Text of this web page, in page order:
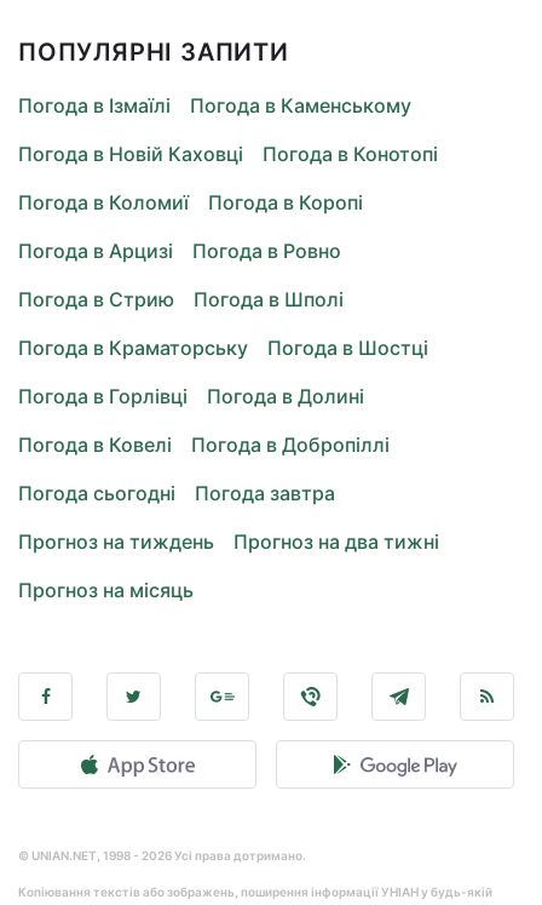
ПОПУЛЯРНІ ЗАПИТИ
Погода в Ізмаїлі
Погода в Каменському
Погода в Новій Каховці
Погода в Конотопі
Погода в Коломиї
Погода в Коропі
Погода в Арцизі
Погода в Ровно
Погода в Стрию
Погода в Шполі
Погода в Краматорську
Погода в Шостці
Погода в Горлівці
Погода в Долині
Погода в Ковелі
Погода в Добропіллі
Погода сьогодні
Погода завтра
Прогноз на тиждень
Прогноз на два тижні
Прогноз на місяць
© UNIAN.NET, 1998 - 2026 Усі права дотримано.
Копіювання текстів або зображень, поширення інформації УНІАН у будь-якій